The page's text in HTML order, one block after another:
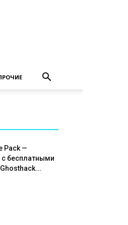
Pack —
с бесплатными